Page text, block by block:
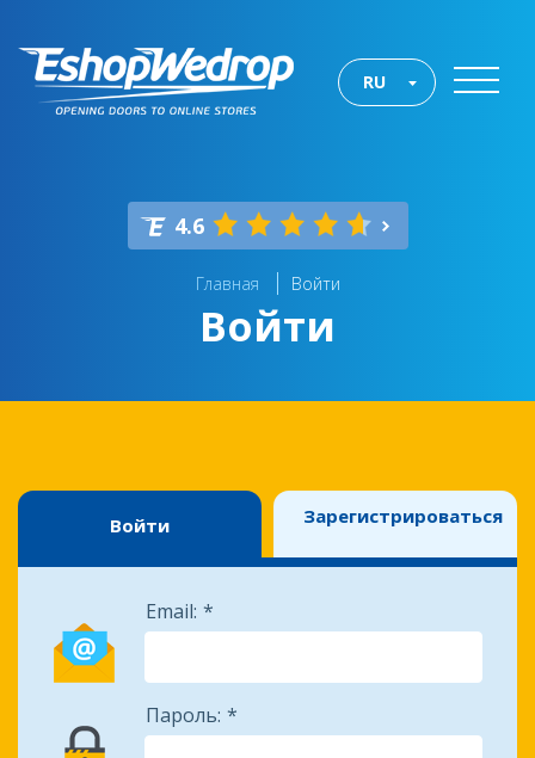
RU
4.6
Главная Войти
Войти
Войти Зарегистрироваться
Email:
Пароль: